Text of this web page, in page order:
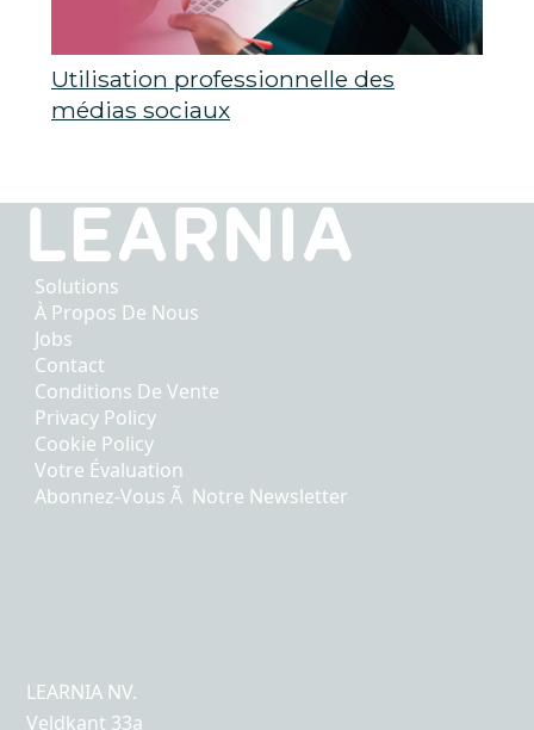
Utilisation professionnelle des
médias sociaux
Solutions
À Propos De Nous
Jobs
Contact
Conditions De Vente
Privacy Policy
Cookie Policy
Votre Évaluation
Abonnez-Vous Ã Notre Newsletter
LEARNIA NV.
Veldkant 33a